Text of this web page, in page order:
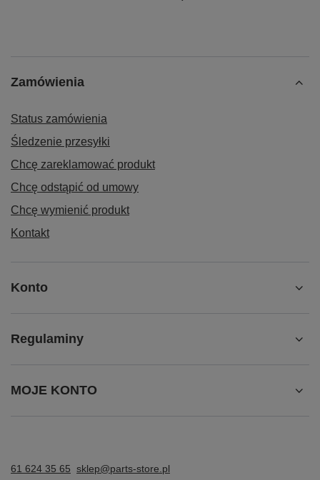
Zamówienia
Status zamówienia
Śledzenie przesyłki
Chcę zareklamować produkt
Chcę odstąpić od umowy
Chcę wymienić produkt
Kontakt
Konto
Regulaminy
MOJE KONTO
61 624 35 65 sklep@parts-store.pl